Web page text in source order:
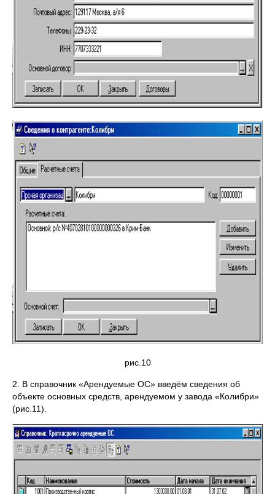
рис.10
2. В справочник «Арендуемые ОС» введём сведения об
объекте основных средств, арендуемом у завода «Колибри»
(рис.11).